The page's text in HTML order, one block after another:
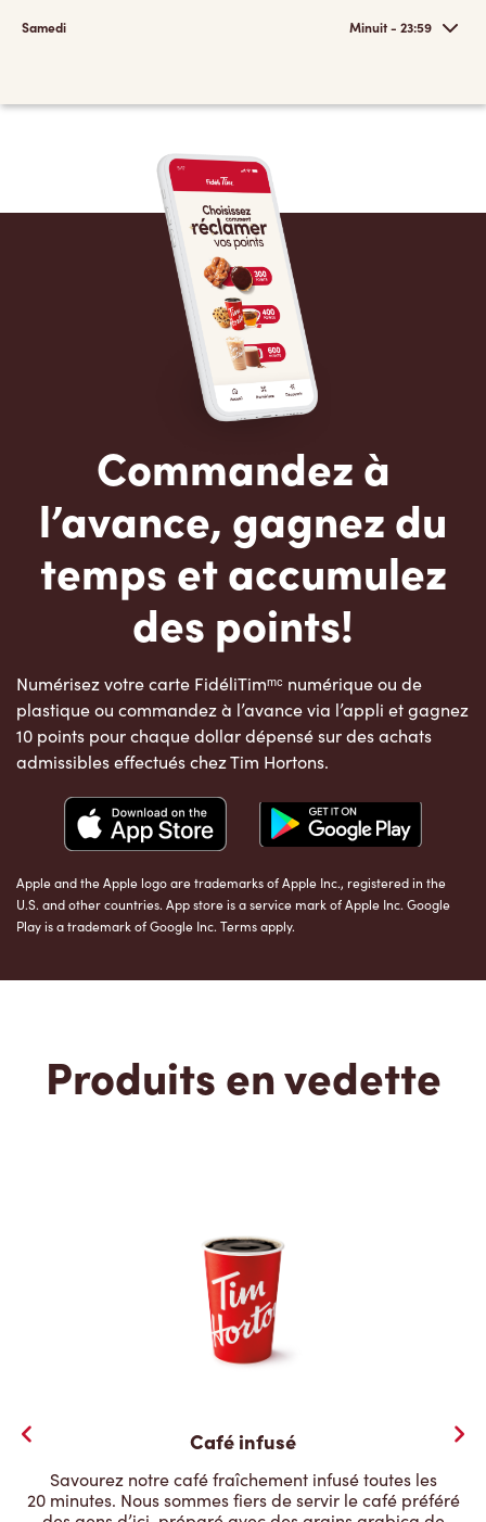
Samedi Minuit - 23:59
Commandez à
l’avance, gagnez du
temps et accumulez
des points!
Numérisez votre carte FidéliTimᵐᶜ numérique ou de
plastique ou commandez à l’avance via l’appli et gagnez
10 points pour chaque dollar dépensé sur des achats
admissibles effectués chez Tim Hortons.
Apple and the Apple logo are trademarks of Apple Inc., registered in the
U.S. and other countries. App store is a service mark of Apple Inc. Google
Play is a trademark of Google Inc. Terms apply.
Produits en vedette
Café infusé
Savourez notre café fraîchement infusé toutes les
20 minutes. Nous sommes fiers de servir le café préféré